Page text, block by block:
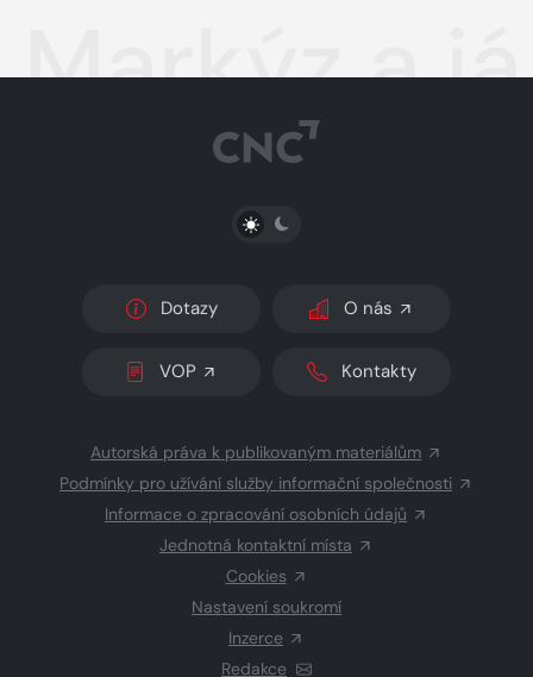
Markýz a já
PŘEPNOUT SVĚTLÝ/TMAVÝ REŽIM
Dotazy O nás
VOP Kontakty
Autorská práva k publikovaným materiálům
Podmínky pro užívání služby informační společnosti
Informace o zpracování osobních údajů
Jednotná kontaktní místa
Cookies
Nastavení soukromí
Inzerce
Redakce